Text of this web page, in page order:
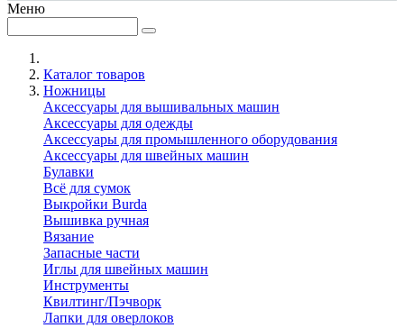
Меню
Каталог товаров
Ножницы
Аксессуары для вышивальных машин
Аксессуары для одежды
Аксессуары для промышленного оборудования
Аксессуары для швейных машин
Булавки
Всё для сумок
Выкройки Burda
Вышивка ручная
Вязание
Запасные части
Иглы для швейных машин
Инструменты
Квилтинг/Пэчворк
Лапки для оверлоков